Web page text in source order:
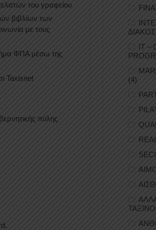
του γραφείου
βιβλίων των
με τους
ΦΠΑ μέσω της
Taxisnet
πύλης
IT –
(4)